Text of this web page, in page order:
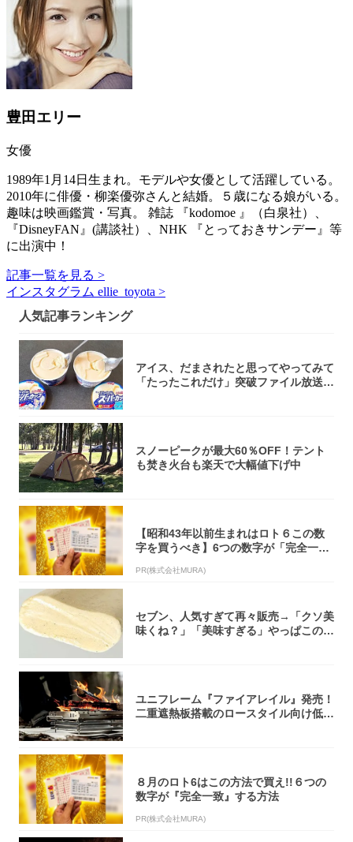
豊田エリー
女優
1989年1月14日生まれ。モデルや女優として活躍している。
2010年に俳優・柳楽優弥さんと結婚。５歳になる娘がいる。
趣味は映画鑑賞・写真。 雑誌 『kodomoe 』（白泉社）、
『DisneyFAN』(講談社）、NHK 『とっておきサンデー』等
に出演中！
記事一覧を見る >
インスタグラム ellie_toyota >
人気記事ランキング
アイス、だまされたと思ってやってみて
「たったこれだけ」突破ファイル放送で
スノーピークが最大60％OFF！テント
も焚き火台も楽天で大幅値下げ中
【昭和43年以前生まれはロト６この数
字を買うべき】6つの数字が「完全一
PR(株式会社MURA)
セブン、人気すぎて再々販売→「クソ美
味くね？」「美味すぎる」やっぱこのク
ユニフレーム『ファイアレイル』発売！
二重遮熱板搭載のロースタイル向け低型
８月のロト6はこの方法で買え!!６つの
数字が『完全一致』する方法
PR(株式会社MURA)